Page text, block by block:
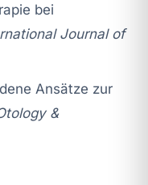
bei
Journal of
Ansätze zur
&